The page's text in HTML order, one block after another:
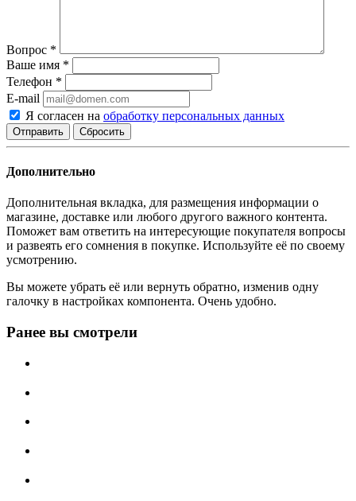
Вопрос *
Ваше имя *
Телефон *
E-mail
Я согласен на обработку персональных данных
Сбросить
Дополнительно
Дополнительная вкладка, для размещения информации о
магазине, доставке или любого другого важного контента.
Поможет вам ответить на интересующие покупателя вопросы
и развеять его сомнения в покупке. Используйте её по своему
усмотрению.
Вы можете убрать её или вернуть обратно, изменив одну
галочку в настройках компонента. Очень удобно.
Ранее вы смотрели